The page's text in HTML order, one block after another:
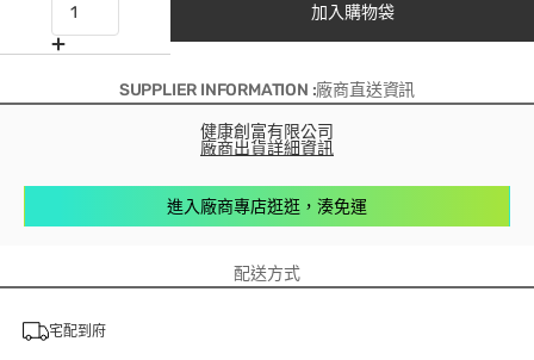
加入購物袋
SUPPLIER INFORMATION :廠商直送資訊
健康創富有限公司
廠商出貨詳細資訊
進入廠商專店逛逛，湊免運
配送方式
宅配到府